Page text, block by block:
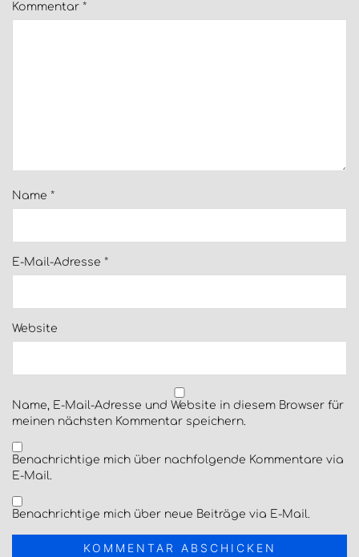
Kommentar *
Name *
E-Mail-Adresse *
Website
Name, E-Mail-Adresse und Website in diesem Browser für
meinen nächsten Kommentar speichern.
Benachrichtige mich über nachfolgende Kommentare via
E-Mail.
Benachrichtige mich über neue Beiträge via E-Mail.